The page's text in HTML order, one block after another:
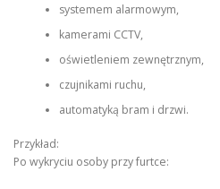
systemem alarmowym,
kamerami CCTV,
oświetleniem zewnętrznym,
czujnikami ruchu,
automatyką bram i drzwi.
Przykład:
Po wykryciu osoby przy furtce: